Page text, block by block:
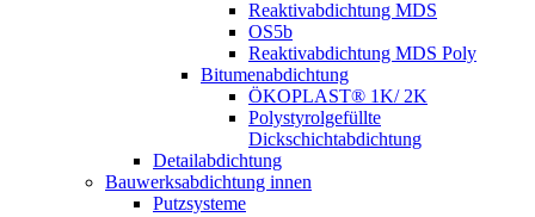
Reaktivabdichtung MDS
OS5b
Reaktivabdichtung MDS Poly
Bitumenabdichtung
ÖKOPLAST® 1K/ 2K
Polystyrolgefüllte
Dickschichtabdichtung
Detailabdichtung
Bauwerksabdichtung innen
Putzsysteme